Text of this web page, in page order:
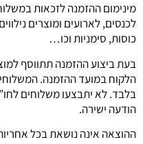
מינימום ההזמנה לזכאות במשלוח
לכנסים, לארועים ומוצרים
כוסות, סימניות וכו…
בעת ביצוע ההזמנה תתווסף
הלקוח במועד ההזמנה.
בלבד. לא יתבצעו משלוחים
הודעה ישירה.
ההוצאה אינה נושאת בכל